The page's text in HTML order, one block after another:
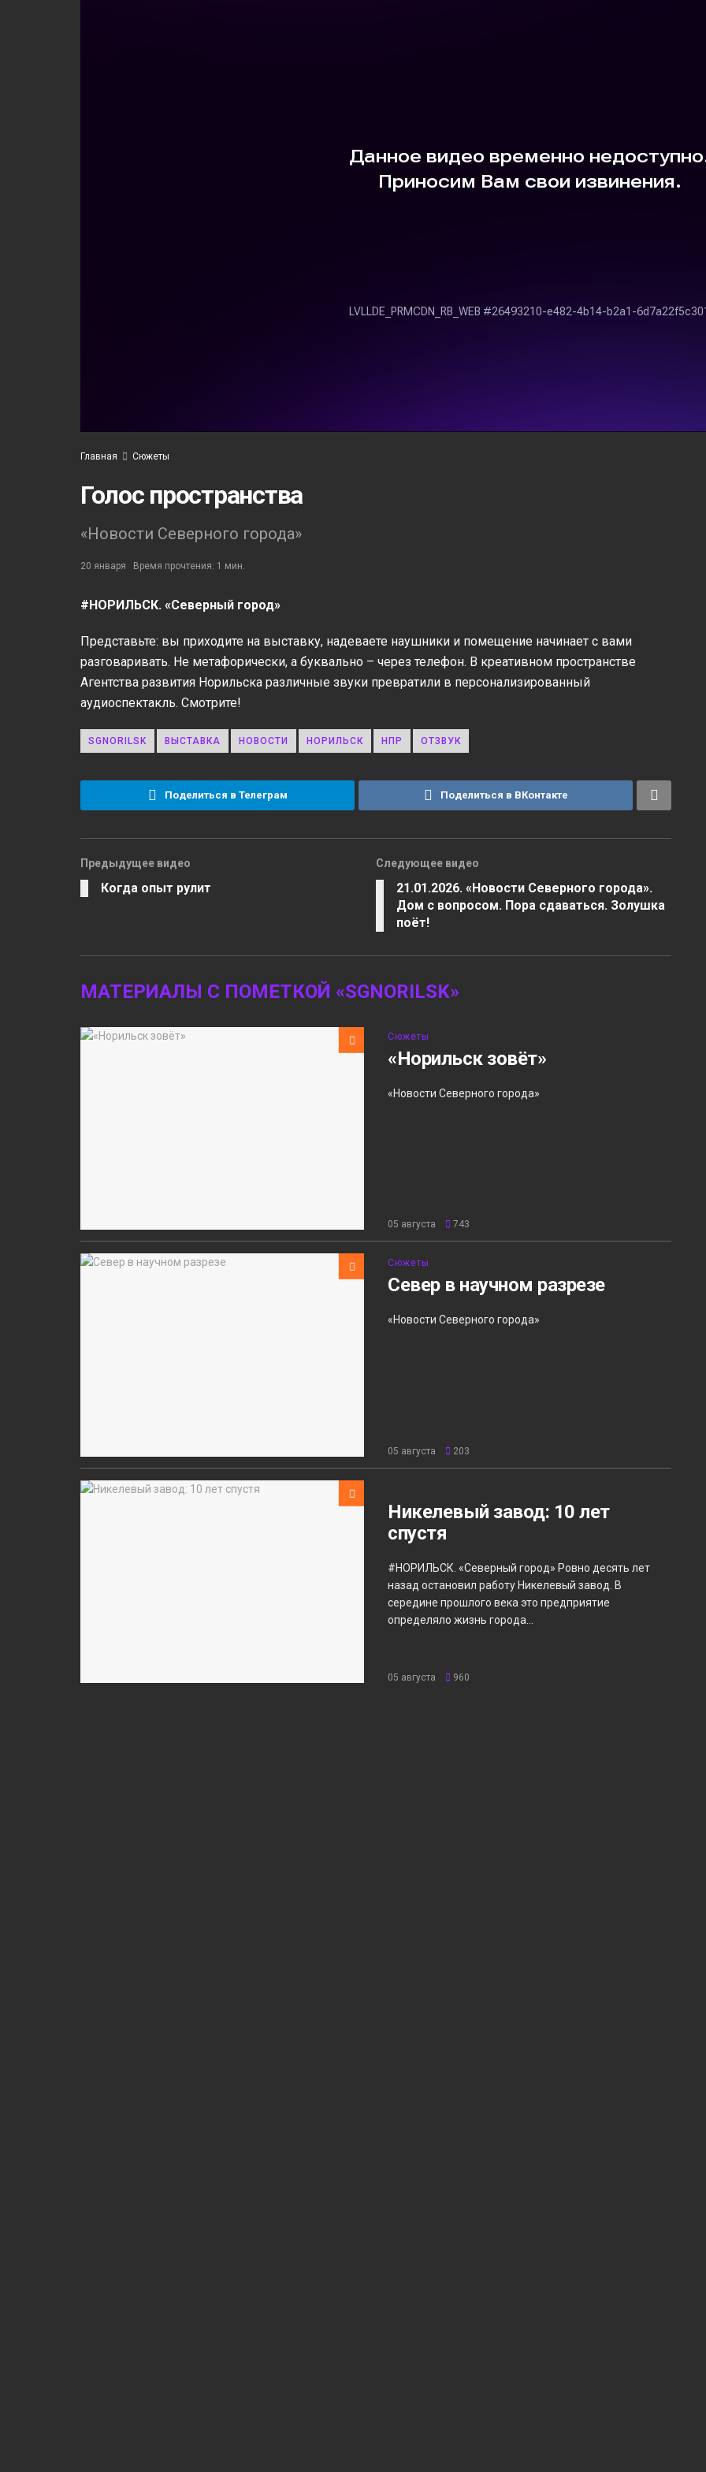
Главная Сюжеты
Голос пространства
«Новости Северного города»
20 января Время прочтения: 1 мин.
#НОРИЛЬСК. «Северный город»
Представьте: вы приходите на выставку, надеваете наушники и помещение начинает с вами
разговаривать. Не метафорически, а буквально – через телефон. В креативном пространстве
Агентства развития Норильска различные звуки превратили в персонализированный
аудиоспектакль. Смотрите!
SGNORILSK ВЫСТАВКА НОВОСТИ НОРИЛЬСК НПР ОТЗВУК
Поделиться в Телеграм Поделиться в ВКонтакте
Предыдущее видео
Когда опыт рулит
Следующее видео
21.01.2026. «Новости Северного города».
Дом с вопросом. Пора сдаваться. Золушка
поёт!
МАТЕРИАЛЫ С ПОМЕТКОЙ «SGNORILSK»
Сюжеты
«Норильск зовёт»
«Новости Северного города»
05 августа 743
Сюжеты
Север в научном разрезе
«Новости Северного города»
05 августа 203
Никелевый завод: 10 лет
спустя
#НОРИЛЬСК. «Северный город» Ровно десять лет
назад остановил работу Никелевый завод. В
середине прошлого века это предприятие
определяло жизнь города...
05 августа 960